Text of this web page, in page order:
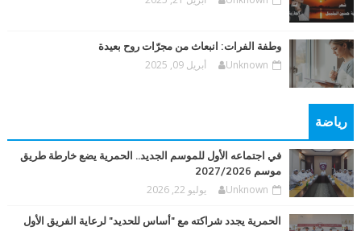
وطفة الفرات: انبعاث من مجرّات روح بعيدة
Unknown أبريل 09, 2025
رياضة
في اجتماعه الأول للموسم الجديد.. الحمرية يضع خارطة طريق
موسم 2027/2026
Unknown يوليو 22, 2026
الحمرية يجدد شراكته مع "أساس للحديد" لرعاية الفريق الأول